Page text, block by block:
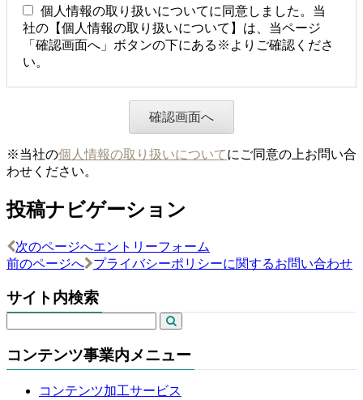
個人情報の取り扱いについてに同意しました。当
社の【個人情報の取り扱いについて】は、当ページ
「確認画面へ」ボタンの下にある※よりご確認くださ
い。
※当社の個人情報の取り扱いについてにご同意の上お問い合
わせください。
投稿ナビゲーション
次のページへエントリーフォーム
前のページへ
プライバシーポリシーに関するお問い合わせ
サイト内検索
コンテンツ事業内メニュー
コンテンツ加工サービス